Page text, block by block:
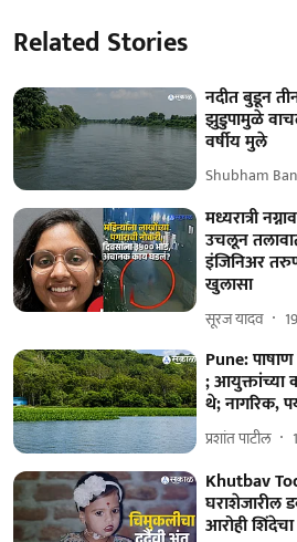
Related Stories
नदीत बुडून
झुडुपामुळे
वर्षीय मुले
Shubham
मध्यरात्री
उचलून
इंजिनिअर
खुलासा
सूरज यादव
Pune:
; आयुक्तांच्या
थे; नागरिक,
प्रशांत पाटील
Khutbav
घराशेजारील
आरोही